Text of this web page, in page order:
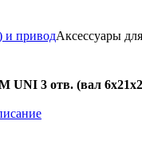
и приводАксессуары
3 отв. (вал